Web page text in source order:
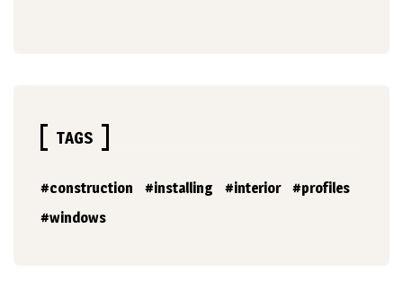
TAGS
construction installing interior
profiles
windows